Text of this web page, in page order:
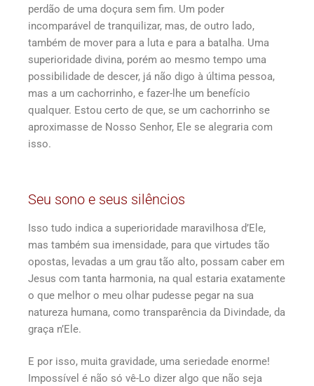
perdão de uma doçura sem fim. Um poder
incomparável de tranquilizar, mas, de outro lado,
também de mover para a luta e para a batalha. Uma
superioridade divina, porém ao mesmo tempo uma
possibilidade de descer, já não digo à última pessoa,
mas a um cachorrinho, e fazer-lhe um benefício
qualquer. Estou certo de que, se um cachorrinho se
aproximasse de Nosso Senhor, Ele se alegraria com
isso.
Seu sono e seus silêncios
Isso tudo indica a superioridade maravilhosa d’Ele,
mas também sua imensidade, para que virtudes tão
opostas, levadas a um grau tão alto, possam caber em
Jesus com tanta harmonia, na qual estaria exatamente
o que melhor o meu olhar pudesse pegar na sua
natureza humana, como transparência da Divindade, da
graça n’Ele.
E por isso, muita gravidade, uma seriedade enorme!
Impossível é não só vê-Lo dizer algo que não seja